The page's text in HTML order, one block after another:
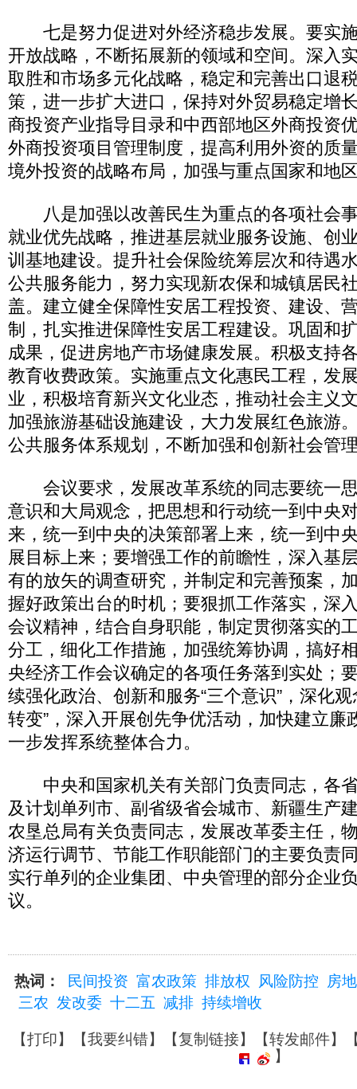
七是努力促进对外经济稳步发展。要实
开放战略，不断拓展新的领域和空间。深入
取胜和市场多元化战略，稳定和完善出口退
策，进一步扩大进口，保持对外贸易稳定增
商投资产业指导目录和中西部地区外商投资
外商投资项目管理制度，提高利用外资的质
境外投资的战略布局，加强与重点国家和地
八是加强以改善民生为重点的各项社会
就业优先战略，推进基层就业服务设施、创
训基地建设。提升社会保险统筹层次和待遇
公共服务能力，努力实现新农保和城镇居民
盖。建立健全保障性安居工程投资、建设、
制，扎实推进保障性安居工程建设。巩固和
成果，促进房地产市场健康发展。积极支持
教育收费政策。实施重点文化惠民工程，发
业，积极培育新兴文化业态，推动社会主义
加强旅游基础设施建设，大力发展红色旅游
公共服务体系规划，不断加强和创新社会管
会议要求，发展改革系统的同志要统一
意识和大局观念，把思想和行动统一到中央
来，统一到中央的决策部署上来，统一到中
展目标上来；要增强工作的前瞻性，深入基
有的放矢的调查研究，并制定和完善预案，
握好政策出台的时机；要狠抓工作落实，深
会议精神，结合自身职能，制定贯彻落实的
分工，细化工作措施，加强统筹协调，搞好
央经济工作会议确定的各项任务落到实处；
续强化政治、创新和服务“三个意识”，深化
转变”，深入开展创先争优活动，加快建立廉
一步发挥系统整体合力。
中央和国家机关有关部门负责同志，各
及计划单列市、副省级省会城市、新疆生产
农垦总局有关负责同志，发展改革委主任，
济运行调节、节能工作职能部门的主要负责
实行单列的企业集团、中央管理的部分企业
议。
热词： 民间投资 富农政策 排放权 风险防控
房
三农 发改委 十二五 减排 持续增收
【打印】【我要纠错】【复制链接】【转发邮件】
】